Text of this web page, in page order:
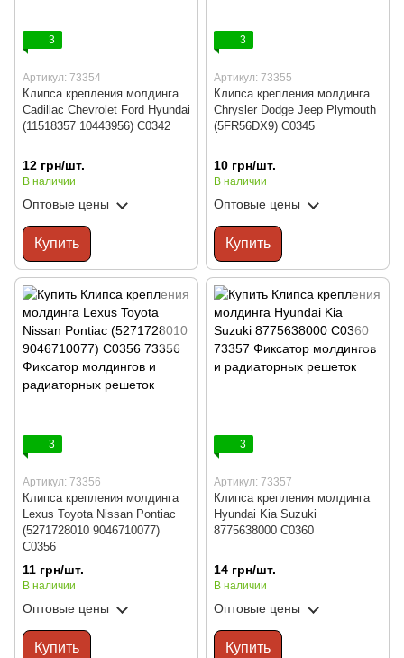
3
Артикул: 73354
Клипса крепления молдинга
Cadillac Chevrolet Ford Hyundai
(11518357 10443956) C0342
12 грн/шт.
В наличии
Оптовые цены
Купить
3
Артикул: 73355
Клипса крепления молдинга
Chrysler Dodge Jeep Plymouth
(5FR56DX9) C0345
10 грн/шт.
В наличии
Оптовые цены
Купить
3
Артикул: 73356
Клипса крепления молдинга
Lexus Toyota Nissan Pontiac
(5271728010 9046710077)
C0356
11 грн/шт.
В наличии
Оптовые цены
Купить
3
Артикул: 73357
Клипса крепления молдинга
Hyundai Kia Suzuki
8775638000 C0360
14 грн/шт.
В наличии
Оптовые цены
Купить